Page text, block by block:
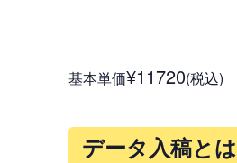
基本単価¥11720(税込)
データ入稿とは